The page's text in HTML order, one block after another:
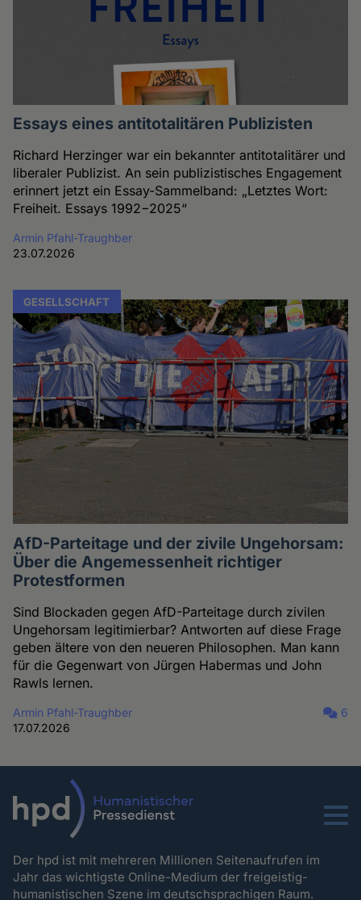
Essays eines antitotalitären Publizisten
Richard Herzinger war ein bekannter antitotalitärer und
liberaler Publizist. An sein publizistisches Engagement
erinnert jetzt ein Essay-Sammelband: „Letztes Wort:
Freiheit. Essays 1992−2025“
Armin Pfahl-Traughber
23.07.2026
GESELLSCHAFT
AfD-Parteitage und der zivile Ungehorsam:
Über die Angemessenheit richtiger
Protestformen
Sind Blockaden gegen AfD-Parteitage durch zivilen
Ungehorsam legitimierbar? Antworten auf diese Frage
geben ältere von den neueren Philosophen. Man kann
für die Gegenwart von Jürgen Habermas und John
Rawls lernen.
Armin Pfahl-Traughber
17.07.2026
6
Menu
Der hpd ist mit mehreren Millionen Seitenaufrufen im
Jahr das wichtigste Online-Medium der freigeistig-
humanistischen Szene im deutschsprachigen Raum.